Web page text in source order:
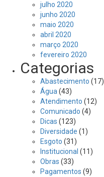
julho 2020
junho 2020
maio 2020
abril 2020
março 2020
fevereiro 2020
Categorias
Abastecimento (17)
Água (43)
Atendimento (12)
Comunicado (4)
Dicas (123)
Diversidade (1)
Esgoto (31)
Institucional (11)
Obras (33)
Pagamentos (9)